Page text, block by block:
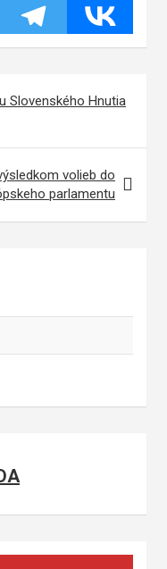
Slovenského Hnutia
volieb do
parlamentu